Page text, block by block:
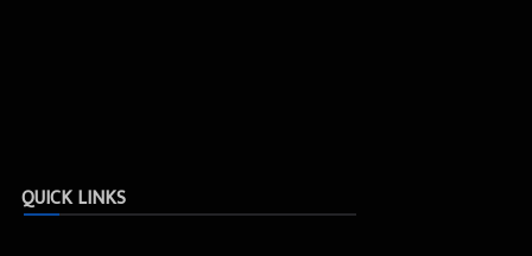
QUICK LINKS